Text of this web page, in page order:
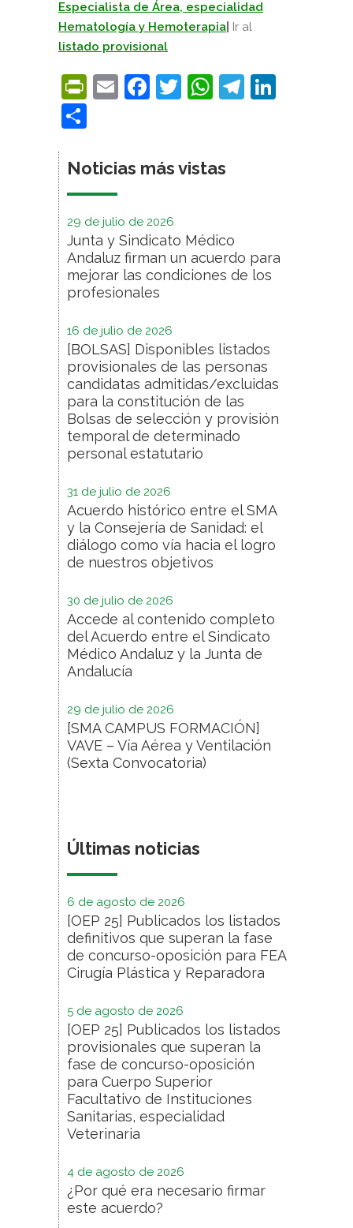
Especialista de Área, especialidad
Hematología y Hemoterapia
Ir al
listado provisional
PrintFriendly
EmailFacebook
Twitter
WhatsApp
Noticias más vistas
29 de julio de 2026
Junta y Sindicato Médico
Andaluz firman un acuerdo para
mejorar las condiciones de los
profesionales
16 de julio de 2026
[BOLSAS] Disponibles listados
provisionales de las personas
candidatas admitidas/excluidas
para la constitución de las
Bolsas de selección y provisión
temporal de determinado
personal estatutario
31 de julio de 2026
Acuerdo histórico entre el SMA
y la Consejería de Sanidad: el
diálogo como vía hacia el logro
de nuestros objetivos
30 de julio de 2026
Accede al contenido completo
del Acuerdo entre el Sindicato
Médico Andaluz y la Junta de
Andalucía
29 de julio de 2026
[SMA CAMPUS FORMACIÓN]
VAVE – Vía Aérea y Ventilación
(Sexta Convocatoria)
Últimas noticias
6 de agosto de 2026
[OEP 25] Publicados los listados
definitivos que superan la fase
de concurso-oposición para FEA
Cirugía Plástica y Reparadora
5 de agosto de 2026
[OEP 25] Publicados los listados
provisionales que superan la
fase de concurso-oposición
para Cuerpo Superior
Facultativo de Instituciones
Sanitarias, especialidad
Veterinaria
4 de agosto de 2026
¿Por qué era necesario firmar
este acuerdo?